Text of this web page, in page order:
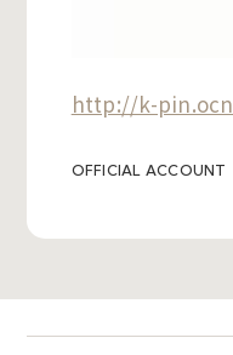
http://k-
OFFICIAL ACCOUNT